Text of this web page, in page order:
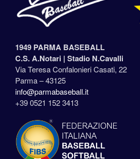
1949 PARMA BASEBALL
C.S. A.Notari | Stadio N.Cavalli
Via Teresa Confalonieri Casati, 22
Parma – 43125
info@parmabaseball.it
+39 0521 152 3413